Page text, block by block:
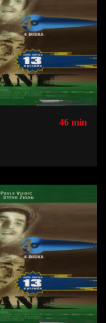
46 min